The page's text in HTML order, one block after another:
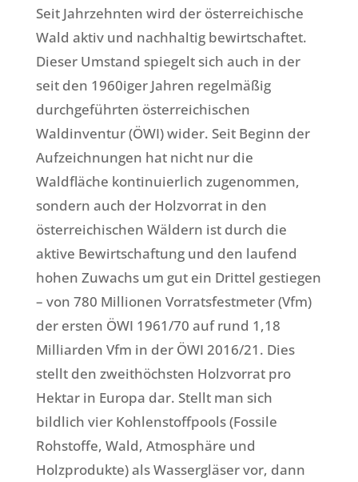
Seit Jahrzehnten wird der österreichische
Wald aktiv und nachhaltig bewirtschaftet.
Dieser Umstand spiegelt sich auch in der
seit den 1960iger Jahren regelmäßig
durchgeführten österreichischen
Waldinventur (ÖWI) wider. Seit Beginn der
Aufzeichnungen hat nicht nur die
Waldfläche kontinuierlich zugenommen,
sondern auch der Holzvorrat in den
österreichischen Wäldern ist durch die
aktive Bewirtschaftung und den laufend
hohen Zuwachs um gut ein Drittel gestiegen
– von 780 Millionen Vorratsfestmeter (Vfm)
der ersten ÖWI 1961/70 auf rund 1,18
Milliarden Vfm in der ÖWI 2016/21. Dies
stellt den zweithöchsten Holzvorrat pro
Hektar in Europa dar. Stellt man sich
bildlich vier Kohlenstoffpools (Fossile
Rohstoffe, Wald, Atmosphäre und
Holzprodukte) als Wassergläser vor, dann